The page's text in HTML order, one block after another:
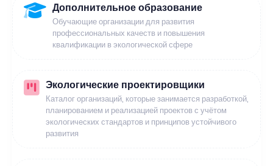
Дополнительное образование
Обучающие организации для развития
профессиональных качеств и повышения
квалификации в экологической сфере
Экологические проектировщики
Каталог организаций, которые занимается разработкой,
планированием и реализацией проектов с учётом
экологических стандартов и принципов устойчивого
развития